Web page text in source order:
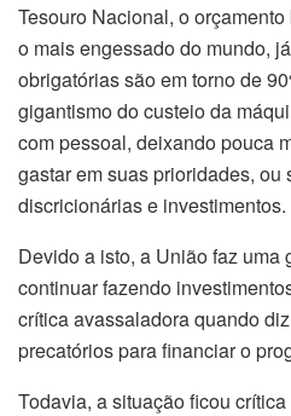
Tesouro Nacional, o
o mais engessado do mundo,
obrigatórias são em torno de
gigantismo do custeio da
com pessoal, deixando pouca
gastar em suas prioridades, ou
discricionárias e investimentos.
Devido a isto, a União faz uma
continuar fazendo
crítica avassaladora quando
precatórios para financiar o
Todavia, a situação ficou